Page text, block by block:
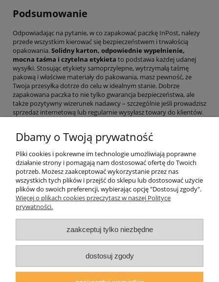
Podsumowanie
Odpowiadając na pytanie, w co zapakować paczkę InPost, należy
przede wszystkim kierować się bezpieczeństwem i trwałością
opakowania.Solidny karton, odpowiednie wypełnienie,
mocna taśma i czytelna etykieta to podstawa każdej udanej
wysyłki. Stosując etykiety samoprzylepne, wytrzymałą taśmę
pakową i właściwe materiały do pakowania, masz pewność, że
Twoja przesyłka dotrze do celu w idealnym stanie. Dobrze
zapakowana paczka to nie tylko gwarancja bezpieczeństwa, ale
także pozytywny wizerunek nadawcy – szczególnie jeśli prowadzisz
sprzedaż internetową lub regularnie wysyłasz towary do klientów.
Informacje o sklepie
Twoje konto
Koperty
Taśmy i noże bezpieczne
Dbamy o Twoją prywatność
Pliki cookies i pokrewne im technologie umożliwiają poprawne
działanie strony i pomagają nam dostosować ofertę do Twoich
potrzeb. Możesz zaakceptować wykorzystanie przez nas
wszystkich tych plików i przejść do sklepu lub dostosować użycie
plików do swoich preferencji, wybierając opcję "Dostosuj zgody".
Więcej o plikach cookies przeczytasz w naszej Polityce
prywatności.
zaakceptuj tylko niezbędne
dostosuj zgody